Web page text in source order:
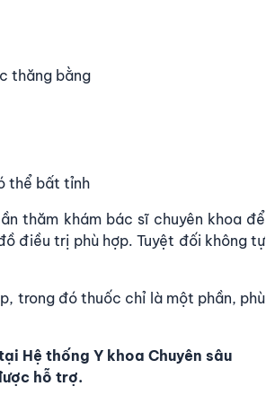
thăng bằng
thể bất tỉnh
thăm khám bác sĩ chuyên khoa để
điều trị phù hợp. Tuyệt đối không tự
trong đó thuốc chỉ là một phần, phù
Hệ thống Y khoa Chuyên sâu
hỗ trợ.